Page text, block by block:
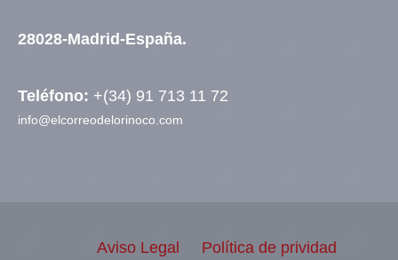
28028-Madrid-España.
Teléfono: +(34) 91 713 11 72
info@elcorreodelorinoco.com
Aviso Legal
Política de prividad